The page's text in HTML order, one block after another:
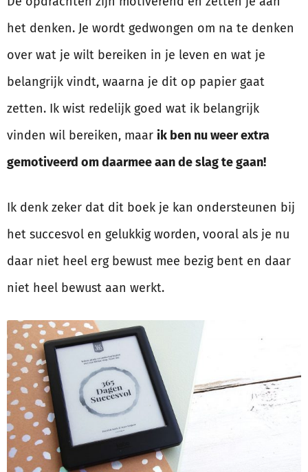
het denken. Je wordt gedwongen om na te denken
over wat je wilt bereiken in je leven en wat je
belangrijk vindt, waarna je dit op papier gaat
zetten. Ik wist redelijk goed wat ik belangrijk
vinden wil bereiken, maar ik ben nu weer extra
gemotiveerd om daarmee aan de slag te gaan!
Ik denk zeker dat dit boek je kan ondersteunen bij
het succesvol en gelukkig worden, vooral als je nu
daar niet heel erg bewust mee bezig bent en daar
niet heel bewust aan werkt.